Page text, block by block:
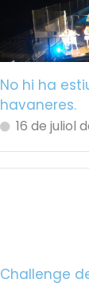
No hi ha
havaneres.
16 de juliol
Challenge